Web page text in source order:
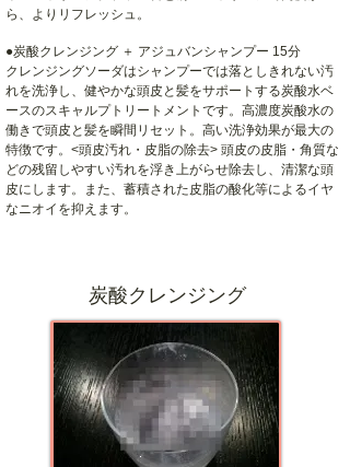
ら、よりリフレッシュ。
●炭酸クレンジング ＋ アジュバンシャンプー 15分
クレンジングソーダはシャンプーでは落としきれない汚
れを洗浄し、健やかな頭皮と髪をサポートする炭酸水ベ
ースのスキャルプトリートメントです。高濃度炭酸水の
働きで頭皮と髪を瞬間リセット。高い洗浄効果が最大の
特徴です。<頭皮汚れ・皮脂の除去> 頭皮の皮脂・角質な
どの残留しやすい汚れを浮き上がらせ除去し、清潔な頭
皮にします。また、蓄積された皮脂の酸化等によるイヤ
なニオイを抑えます。
炭酸クレンジング